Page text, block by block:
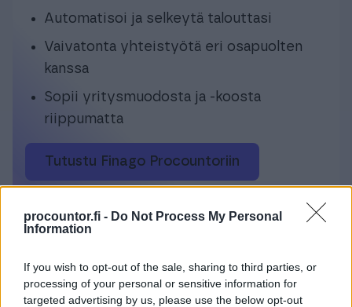
procountor.fi - Do Not Process My Personal
Information
If you wish to opt-out of the sale, sharing to third parties, or
processing of your personal or sensitive information for
targeted advertising by us, please use the below opt-out
Automatisoi ja selkeytä talouttasi
Vaivatonta yhteistyötä eri osapuolten
kanssa
Sopii yritysmuodosta ja -koosta
riippumatta
Tutustu Finago Procountoriin
Yrittäjän taloushallinnon ja
kirjanpidon ohjelmisto